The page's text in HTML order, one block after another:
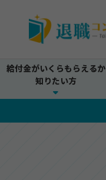
給付金がいくらもらえるか
知りたい方